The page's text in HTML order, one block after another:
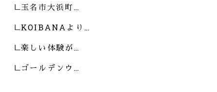
玉名市大浜町…
KOIBANAより…
楽しい体験が…
ゴールデンウ…